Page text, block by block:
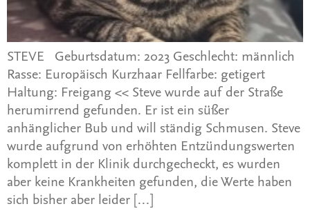
STEVE Geburtsdatum: 2023 Geschlecht: männlich
Rasse: Europäisch Kurzhaar Fellfarbe: getigert
Haltung: Freigang << Steve wurde auf der Straße
herumirrend gefunden. Er ist ein süßer
anhänglicher Bub und will ständig Schmusen. Steve
wurde aufgrund von erhöhten Entzündungswerten
komplett in der Klinik durchgecheckt, es wurden
aber keine Krankheiten gefunden, die Werte haben
sich bisher aber leider […]